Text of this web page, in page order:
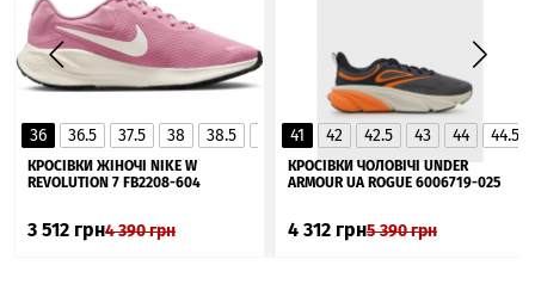
36 36.5 37.5 38 38.5 40 40.5
41
▲
КРОСІВКИ ЖІНОЧІ NIKE W
REVOLUTION 7 FB2208-604
3 512 грн4 390грн
41 42 42.5 43 44 44.5
КРОСІВКИ ЧОЛОВІЧІ UNDER
ARMOUR UA ROGUE 6006719-025
4 312 грн5 390грн